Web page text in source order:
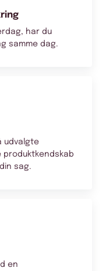
har du
samme dag.
udvalgte
sag.
en